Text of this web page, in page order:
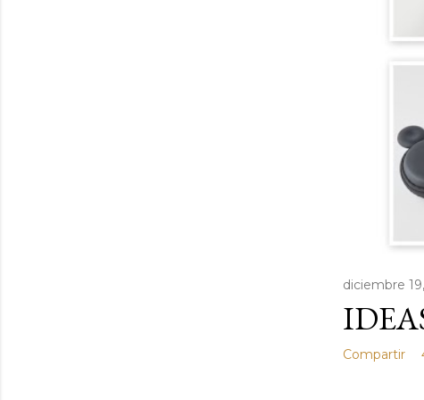
diciembre
Compartir